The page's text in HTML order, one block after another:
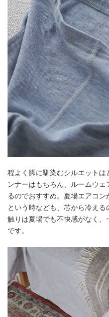
程よく脚に馴染むシルエット
ンナーはもちろん、ルームウ
るのでおすすめ。夏場エアコ
という時なども、芯から冷え
触りは夏場でも不快感がなく
です。